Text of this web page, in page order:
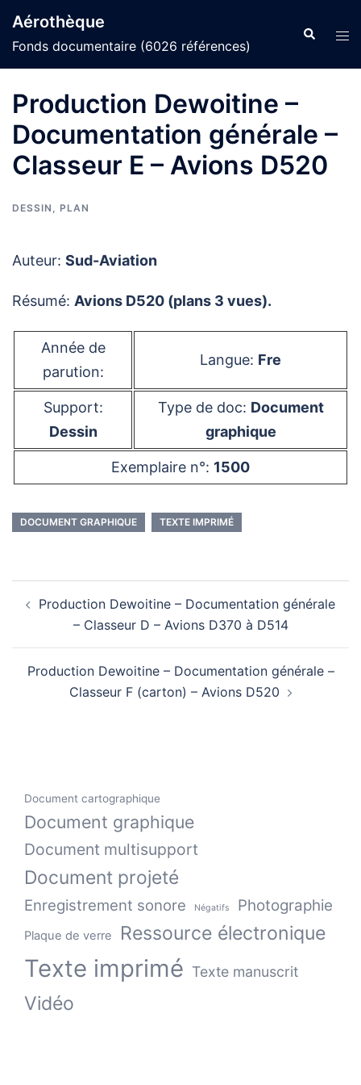
au
contenu
Aérothèque
Fonds documentaire (6026 références)
Production Dewoitine –
Documentation générale –
Classeur E – Avions D520
DESSIN , PLAN
Auteur: Sud-Aviation
Résumé: Avions D520 (plans 3 vues).
Année de
parution:
Langue: Fre
Support:
Dessin
Type de doc: Document
graphique
Exemplaire n°: 1500
DOCUMENT GRAPHIQUE TEXTE IMPRIMÉ
d’article
Production Dewoitine – Documentation générale
– Classeur D – Avions D370 à D514
Production Dewoitine – Documentation générale –
Classeur F (carton) – Avions D520
Document cartographique
Document graphique
Document multisupport
Document projeté
Enregistrement sonore Négatifs Photographie
Plaque de verre Ressource électronique
Texte imprimé Texte manuscrit
Vidéo